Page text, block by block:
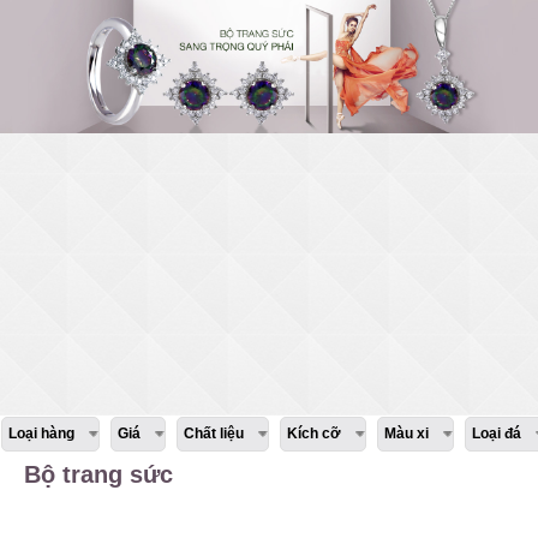
Loại hàng Giá Chất liệu Kích cỡ Màu xi Loại đá
Bộ trang sức